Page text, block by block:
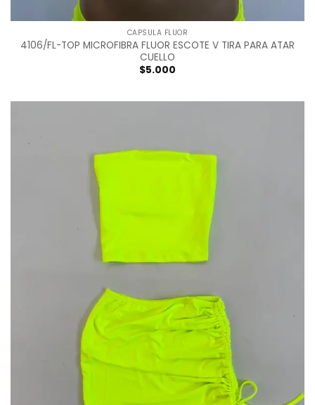
CAPSULA FLUOR
4106/FL-TOP MICROFIBRA FLUOR ESCOTE V TIRA PARA ATAR
CUELLO
$5.000